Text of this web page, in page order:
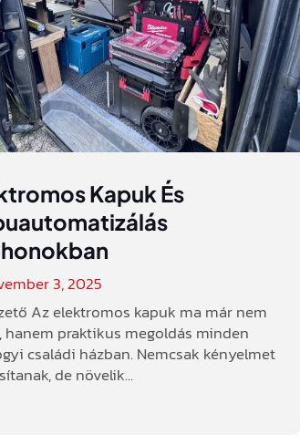
Kapuk És
3, 2025
Az elektromos kapuk ma már nem
hanem praktikus megoldás minden
családi házban. Nemcsak kényelmet
de növelik...